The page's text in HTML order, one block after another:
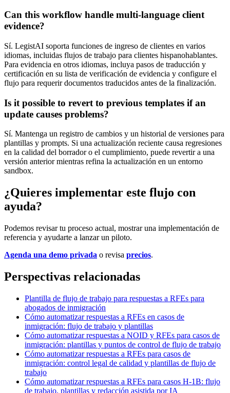
Can this workflow handle multi-language client
evidence?
Sí. LegistAI soporta funciones de ingreso de clientes en varios
idiomas, incluidas flujos de trabajo para clientes hispanohablantes.
Para evidencia en otros idiomas, incluya pasos de traducción y
certificación en su lista de verificación de evidencia y configure el
flujo para requerir documentos traducidos antes de la finalización.
Is it possible to revert to previous templates if an
update causes problems?
Sí. Mantenga un registro de cambios y un historial de versiones para
plantillas y prompts. Si una actualización reciente causa regresiones
en la calidad del borrador o el cumplimiento, puede revertir a una
versión anterior mientras refina la actualización en un entorno
sandbox.
¿Quieres implementar este flujo con
ayuda?
Podemos revisar tu proceso actual, mostrar una implementación de
referencia y ayudarte a lanzar un piloto.
Agenda una demo privada o revisa precios.
Perspectivas relacionadas
Plantilla de flujo de trabajo para respuestas a RFEs para
abogados de inmigración
Cómo automatizar respuestas a RFEs en casos de
inmigración: flujo de trabajo y plantillas
Cómo automatizar respuestas a NOID y RFEs para casos de
inmigración: plantillas y puntos de control de flujo de trabajo
Cómo automatizar respuestas a RFEs para casos de
inmigración: control legal de calidad y plantillas de flujo de
trabajo
Cómo automatizar respuestas a RFEs para casos H-1B: flujo
de trabajo, plantillas y redacción asistida por IA